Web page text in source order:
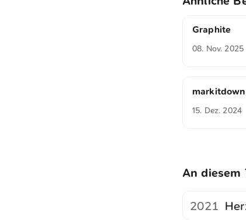
Graphite
08. Nov. 2025
markitdown
15. Dez. 2024
An diesem
2021